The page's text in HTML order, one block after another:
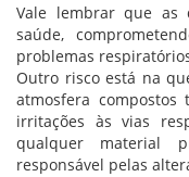
Vale lembrar que as
saúde,
problemas
Outro risco está na
atmosfera compostos
irritações às vias
qualquer material
responsável pelas